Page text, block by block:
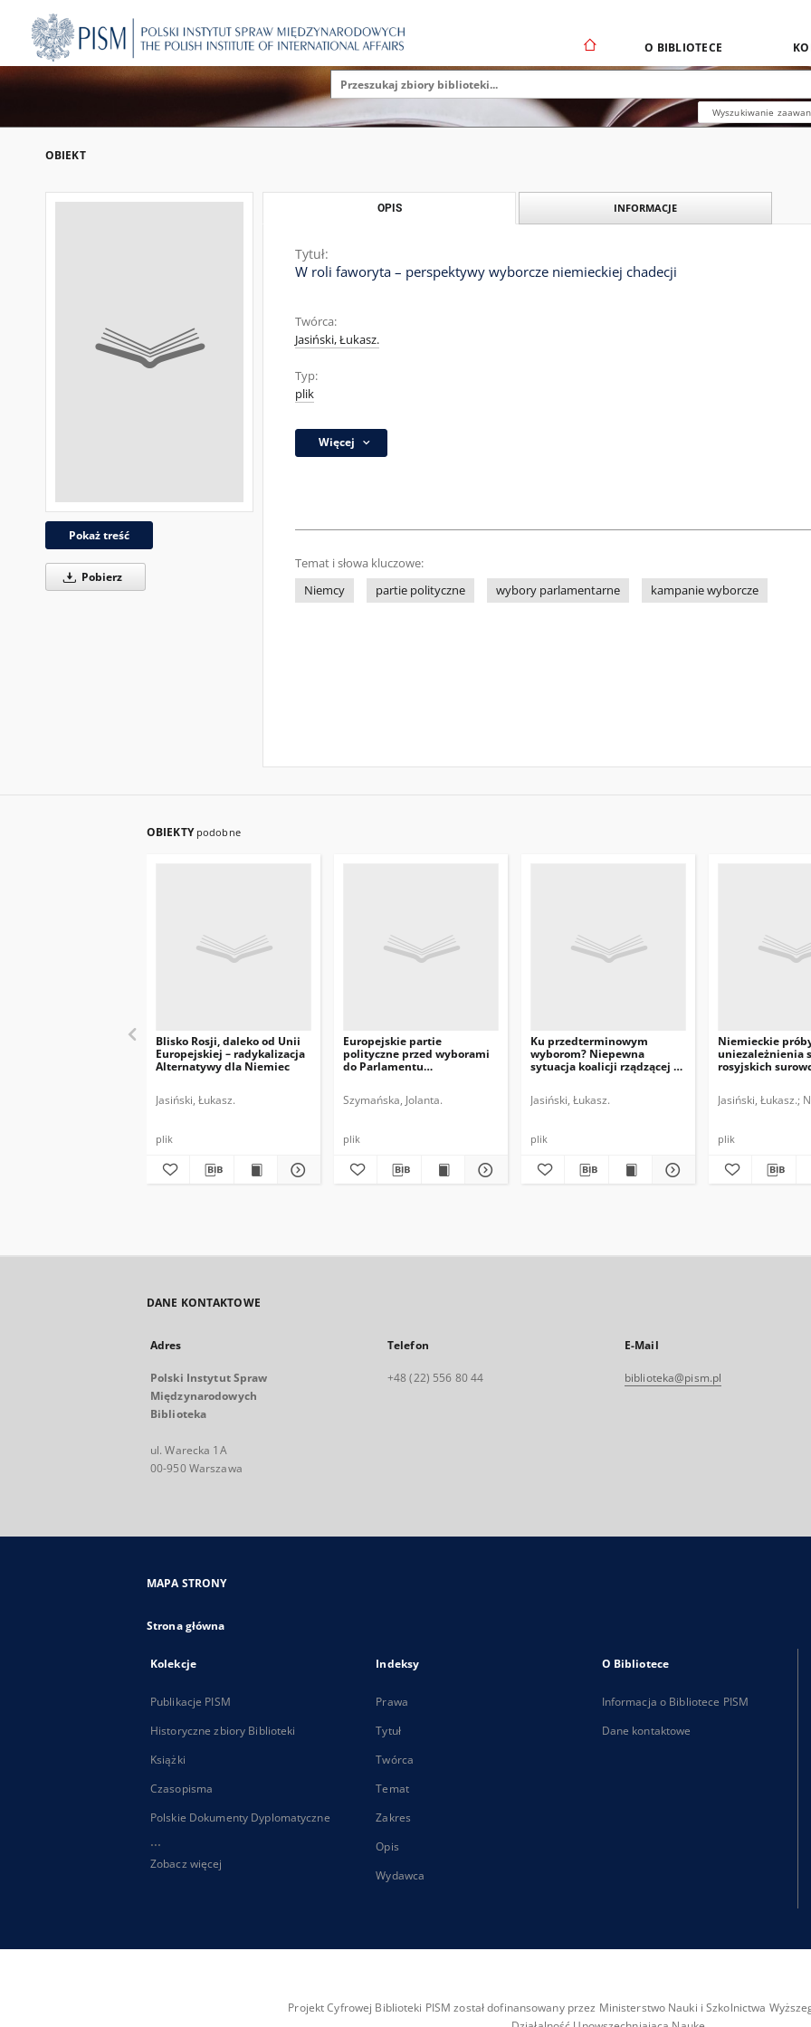
O BIBLIOTECE
Wyszukiwanie
OBIEKT
Pokaż treść
Pobierz
OPIS INFORMACJE
Tytuł:
W roli faworyta – perspektywy wyborcze niemieckiej chadecji
Twórca:
Jasiński, Łukasz.
Typ:
plik
Więcej
Temat i słowa kluczowe:
Niemcy
partie polityczne wybory parlamentarne kampanie wyborcze
OBIEKTY podobne
Blisko Rosji, daleko od Unii
Europejskiej – radykalizacja
Alternatywy dla Niemiec
Jasiński, Łukasz.
plik
Europejskie partie
polityczne przed wyborami
do Parlamentu
Szymańska, Jolanta.
plik
Ku przedterminowym
wyborom? Niepewna
sytuacja koalicji rządzącej w
Jasiński, Łukasz.
plik
Niemieckie
uniezależnienia
rosyjskich
Jasiński, Łukasz.
plik
DANE KONTAKTOWE
Adres
Polski Instytut Spraw
Międzynarodowych
Biblioteka
ul. Warecka 1A
00-950 Warszawa
Telefon
+48 (22) 556 80 44
E-Mail
biblioteka@pism.pl
MAPA STRONY
Strona główna
Kolekcje
Publikacje PISM
Historyczne zbiory Biblioteki
Książki
Czasopisma
Polskie Dokumenty Dyplomatyczne
...
Zobacz więcej
Indeksy
Prawa
Tytuł
Twórca
Temat
Zakres
Opis
Wydawca
O Bibliotece
Informacja o Bibliotece PISM
Dane kontaktowe
Projekt Cyfrowej Biblioteki PISM został dofinansowany przez Ministerstwo Nauki i Szkolnictwa